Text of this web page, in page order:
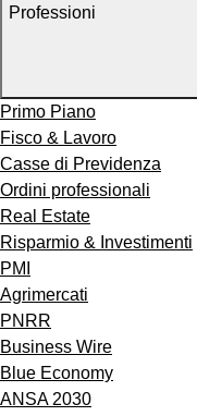
Professioni
Primo Piano
Fisco & Lavoro
Casse di Previdenza
Ordini professionali
Real Estate
Risparmio & Investimenti
PMI
Agrimercati
PNRR
Business Wire
Blue Economy
ANSA 2030